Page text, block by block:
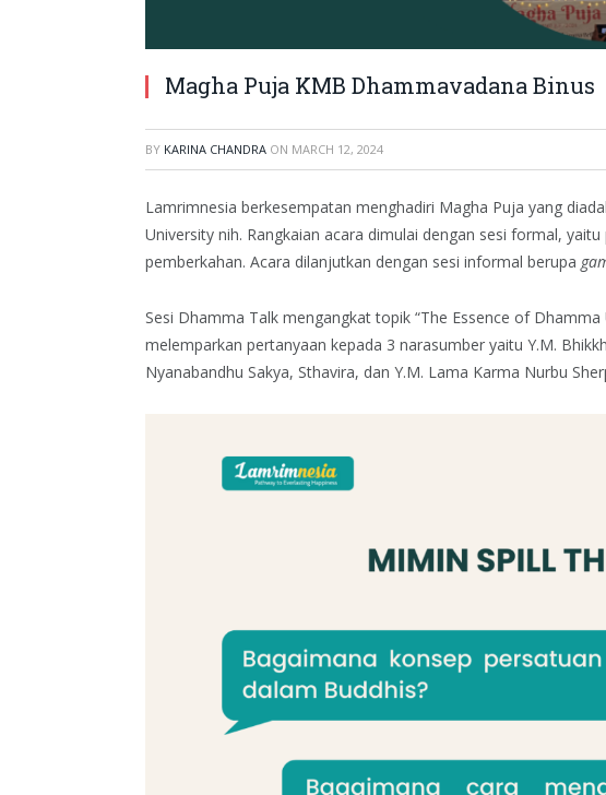
Magha Puja KMB Dhammavadana Binus
BY KARINA CHANDRA ON MARCH 12, 2024
Lamrimnesia berkesempatan menghadiri Magha Puja yang
University nih. Rangkaian acara dimulai dengan sesi formal,
pemberkahan. Acara dilanjutkan dengan sesi informal berupa
Sesi Dhamma Talk mengangkat topik “The Essence of
melemparkan pertanyaan kepada 3 narasumber yaitu Y.M.
Nyanabandhu Sakya, Sthavira, dan Y.M. Lama Karma Nurbu